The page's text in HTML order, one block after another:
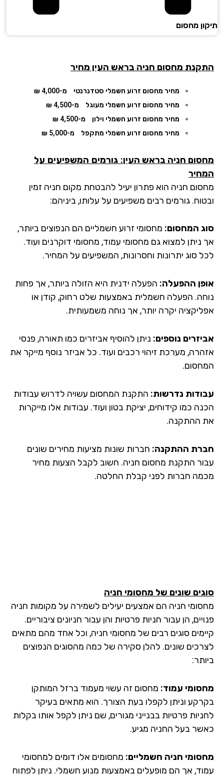
מחסום
מחסום חניה בראש העין מחיר
מחיר מחסום זרוע חשמלי סטדנרנטי
מ-4,000 ₪
מחיר מחסום זרוע חשמלי מעוגל
מ-4,500 ₪
מחיר מחסום זרוע חשמלי וילון
מ-4,500 ₪
מחיר מחסום זרוע חשמלי מתקפל
מ-5,000 ₪
חניה בראש העין : גורמים המשפיעים על
חניה הוא פתרון יעיל להבטחת מקום חניה זמין
גורמים רבים משפיעים על עלותו, ביניהם:
המחסום:מחסומי זרוע חשמליים הם הנפוצים ביותר,
ניתן למצוא גם מחסומי עמוד, מחסומי דוקרנים ועוד.
סוג יתרונות וחסרונות, המשפיעים על המחיר.
ההפעלה:הפעלה ידנית היא הזולה ביותר, אך פחות
הפעלה חשמלית באמצעות שלט רחוק, קודן או
יקרה יותר, אך נוחה משמעותית.
נוספים:ניתן להוסיף אביזרים כמו תאורה, פנסי
מערכת זיהוי רכבים ועוד. כל אביזר נוסף מייקר את
נדרשות:התקנת המחסום עשויה לדרוש עבודות
כמו קידוחים, יציקת בטון ועוד. עבודות אלו מייקרות
ההתקנה.
ההתקנה:חברות שונות מציעות מחירים שונים
התקנת מחסום חניה. חשוב לקבל הצעות מחיר
חברות לפני קבלת החלטה.
שונים של מחסומי חניה
חניה הם אמצעים יעילים לשמירה על מקומות חניה
הן עבור חניות פרטיות והן עבור חניונים ציבוריים.
סוגים רבים של מחסומי חניה, וכל אחד מהם מתאים
שונים. להלן סקירה של כמה מהסוגים הנפוצים
עמוד:מחסום זה עשוי מעמוד ברזל המותקן
וניתן לקפלו בעת הצורך. הוא מתאים בעיקר
פרטיות בבנייני מגורים, שם ניתן לקפל אותו בקלות
בעל החניה מגיע.
חניה חשמליים:מחסומים אלו דומים למחסומי
אך הם מופעלים באמצעות מנוע חשמלי. ניתן לפתוח